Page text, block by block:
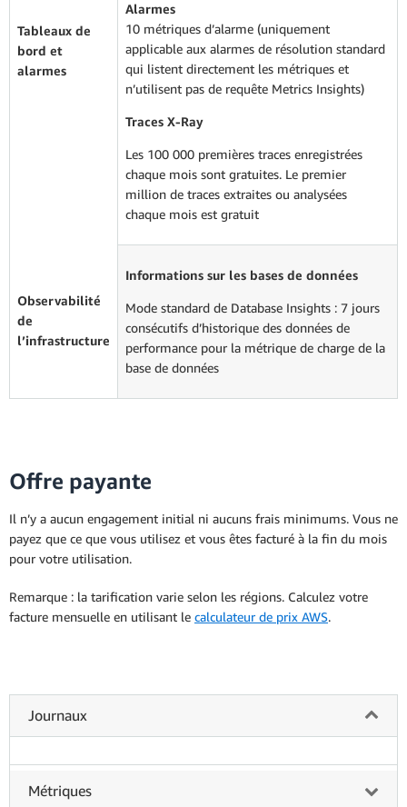
Tableaux de
bord et
alarmes
Alarmes
10 métriques d’alarme (uniquement
applicable aux alarmes de résolution standard
qui listent directement les métriques et
n’utilisent pas de requête Metrics Insights)
Traces X-Ray
Les 100 000 premières traces enregistrées
chaque mois sont gratuites. Le premier
million de traces extraites ou analysées
chaque mois est gratuit
Observabilité
de
l’infrastructure
Informations sur les bases de données
Mode standard de Database Insights : 7 jours
consécutifs d’historique des données de
performance pour la métrique de charge de la
base de données
Offre payante
Il n’y a aucun engagement initial ni aucuns frais minimums. Vous ne
payez que ce que vous utilisez et vous êtes facturé à la fin du mois
pour votre utilisation.
Remarque : la tarification varie selon les régions. Calculez votre
facture mensuelle en utilisant le calculateur de prix AWS.
Journaux
Métriques